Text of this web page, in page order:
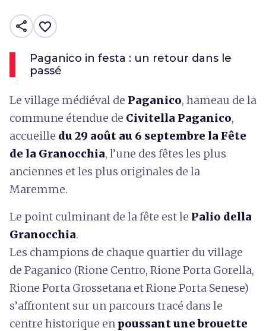
share favorite_border
Paganico in festa : un retour dans le
passé
Le village médiéval de Paganico, hameau de la
commune étendue de Civitella Paganico,
accueille du 29 août au 6 septembre la Fête
de la Granocchia, l’une des fêtes les plus
anciennes et les plus originales de la
Maremme.
Le point culminant de la fête est le Palio della
Granocchia.
Les champions de chaque quartier du village
de Paganico (Rione Centro, Rione Porta Gorella,
Rione Porta Grossetana et Rione Porta Senese)
s’affrontent sur un parcours tracé dans le
centre historique en poussant une brouette